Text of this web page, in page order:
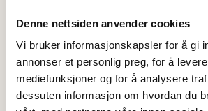
Denne nettsiden anvender cookies
Vi bruker informasjonskapsler for å gi
annonser et personlig preg, for å
mediefunksjoner og for å analysere
dessuten informasjon om hvordan du
Allergener: hvete, melk, egg,
795,-
Bryllupspris (ekstra pynt etc.)